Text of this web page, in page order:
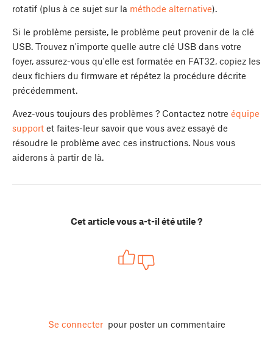
rotatif (plus à ce sujet sur la méthode alternative).
Si le problème persiste, le problème peut provenir de la clé
USB. Trouvez n'importe quelle autre clé USB dans votre
foyer, assurez-vous qu'elle est formatée en FAT32, copiez les
deux fichiers du firmware et répétez la procédure décrite
précédemment.
Avez-vous toujours des problèmes ? Contactez notre équipe
support et faites-leur savoir que vous avez essayé de
résoudre le problème avec ces instructions. Nous vous
aiderons à partir de là.
Cet article vous a-t-il été utile ?
Se connecter pour poster un commentaire